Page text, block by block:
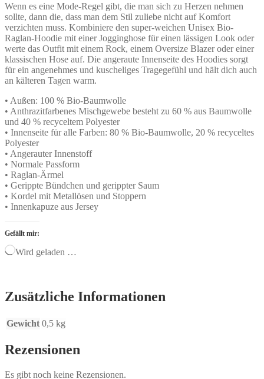
Wenn es eine Mode-Regel gibt, die man sich zu Herzen nehmen
sollte, dann die, dass man dem Stil zuliebe nicht auf Komfort
verzichten muss. Kombiniere den super-weichen Unisex Bio-
Raglan-Hoodie mit einer Jogginghose für einen lässigen Look oder
werte das Outfit mit einem Rock, einem Oversize Blazer oder einer
klassischen Hose auf. Die angeraute Innenseite des Hoodies sorgt
für ein angenehmes und kuscheliges Tragegefühl und hält dich auch
an kälteren Tagen warm.
• Außen: 100 % Bio-Baumwolle
• Anthrazitfarbenes Mischgewebe besteht zu 60 % aus Baumwolle
und 40 % recyceltem Polyester
• Innenseite für alle Farben: 80 % Bio-Baumwolle, 20 % recyceltes
Polyester
• Angerauter Innenstoff
• Normale Passform
• Raglan-Ärmel
• Gerippte Bündchen und gerippter Saum
• Kordel mit Metallösen und Stoppern
• Innenkapuze aus Jersey
Gefällt mir:
Wird geladen …
Zusätzliche Informationen
Gewicht 0,5 kg
Rezensionen
Es gibt noch keine Rezensionen.